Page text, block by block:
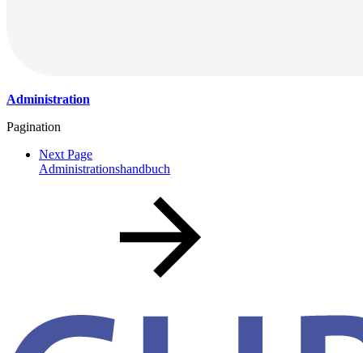
Administration
Pagination
Next Page
Administrationshandbuch